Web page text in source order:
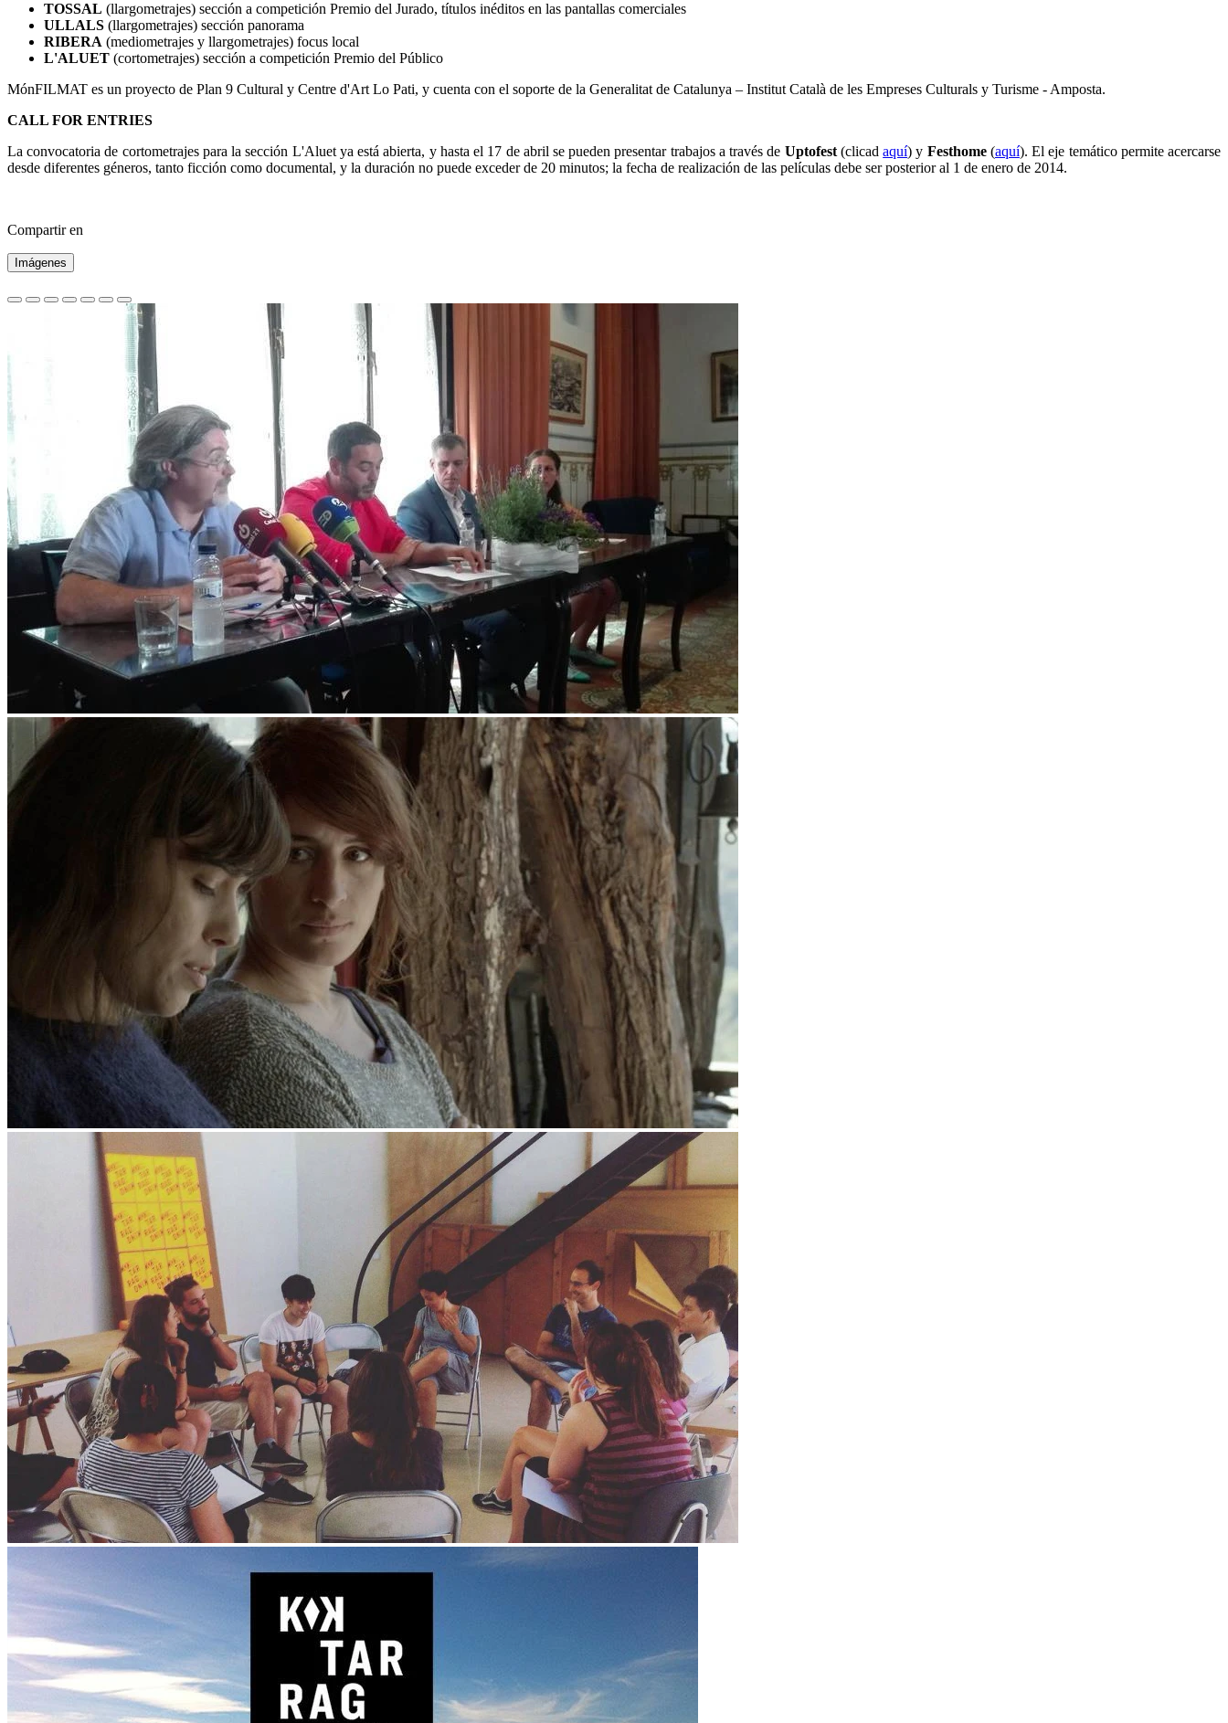
TOSSAL (llargometrajes) sección a competición Premio del Jurado, títulos inéditos en las pantallas comerciales
ULLALS (llargometrajes) sección panorama
RIBERA (mediometrajes y llargometrajes) focus local
L'ALUET (cortometrajes) sección a competición Premio del Público
MónFILMAT es un proyecto de Plan 9 Cultural y Centre d'Art Lo Pati, y cuenta con el soporte de la Generalitat de Catalunya – Institut Català de les Empreses Culturals y Turisme - Amposta.
CALL FOR ENTRIES
La convocatoria de cortometrajes para la sección L'Aluet ya está abierta, y hasta el 17 de abril se pueden presentar trabajos a través de Uptofest(clicadaquí) y Festhome(aquí). El eje temático permite acercarse
desde diferentes géneros, tanto ficción como documental, y la duración no puede exceder de 20 minutos; la fecha de realización de las películas debe ser posterior al 1 de enero de 2014.
Compartir en
Imágenes